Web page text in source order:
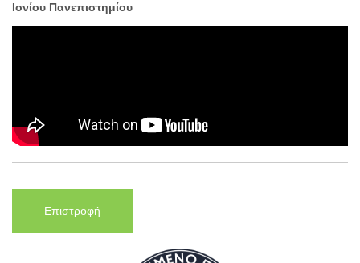
Ιονίου Πανεπιστημίου
Επιστροφή